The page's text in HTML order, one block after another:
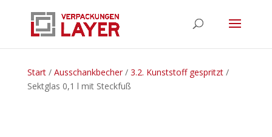
Start/ Ausschankbecher/ 3.2. Kunststoff gespritzt/
Sektglas 0,1 l mit Steckfuß